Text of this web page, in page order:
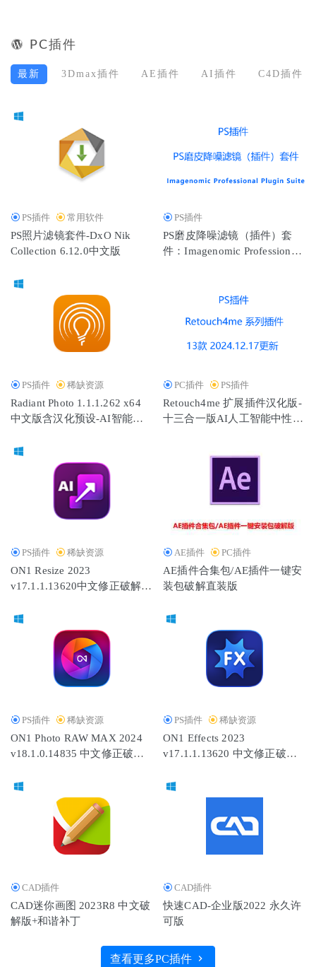
PC插件
最新 3Dmax插件 AE插件 AI插件 C4D插件
PS插件 常用软件
PS照片滤镜套件-DxO Nik
Collection 6.12.0中文版
PS插件
PS磨皮降噪滤镜（插件）套
件：Imagenomic Professional
PS插件 稀缺资源
Radiant Photo 1.1.1.262 x64
中文版含汉化预设-AI智能照
PC插件 PS插件
Retouch4me 扩展插件汉化版-
十三合一版AI人工智能中性灰
PS插件 稀缺资源
ON1 Resize 2023
v17.1.1.13620中文修正破解
AE插件 PC插件
AE插件合集包/AE插件一键安
装包破解直装版
PS插件 稀缺资源
ON1 Photo RAW MAX 2024
v18.1.0.14835 中文修正破解
PS插件 稀缺资源
ON1 Effects 2023
v17.1.1.13620 中文修正破解
CAD插件
CAD迷你画图 2023R8 中文破
解版+和谐补丁
CAD插件
快速CAD-企业版2022 永久许
可版
查看更多PC插件